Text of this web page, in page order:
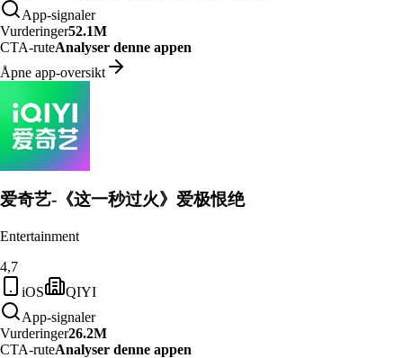
App-signaler
Vurderinger52.1M
CTA-ruteAnalyser denne appen
Åpne app-oversikt
爱奇艺-《这一秒过火》爱极恨绝
Entertainment
4,7
iOS
QIYI
App-signaler
Vurderinger26.2M
CTA-ruteAnalyser denne appen